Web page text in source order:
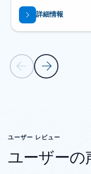
前のスライド次のスライド
詳細情報
ユーザー レビュー
ユーザーの